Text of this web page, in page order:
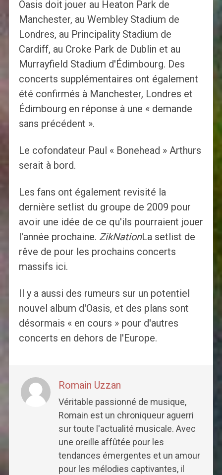
Oasis doit jouer au Heaton Park de
Manchester, au Wembley Stadium de
Londres, au Principality Stadium de
Cardiff, au Croke Park de Dublin et au
Murrayfield Stadium d'Édimbourg. Des
concerts supplémentaires ont également
été confirmés à Manchester, Londres et
Édimbourg en réponse à une « demande
sans précédent ».
Le cofondateur Paul « Bonehead » Arthurs
serait à bord.
Les fans ont également revisité la
dernière setlist du groupe de 2009 pour
avoir une idée de ce qu'ils pourraient jouer
l'année prochaine. ZikNationLa setlist de
rêve de pour les prochains concerts
massifs ici.
Il y a aussi des rumeurs sur un potentiel
nouvel album d'Oasis, et des plans sont
désormais « en cours » pour d'autres
concerts en dehors de l'Europe.
Romain Uzzan
Véritable passionné de musique,
Romain est un chroniqueur aguerri
sur toute l'actualité musicale. Avec
une oreille affûtée pour les
tendances émergentes et un amour
pour les mélodies captivantes, il